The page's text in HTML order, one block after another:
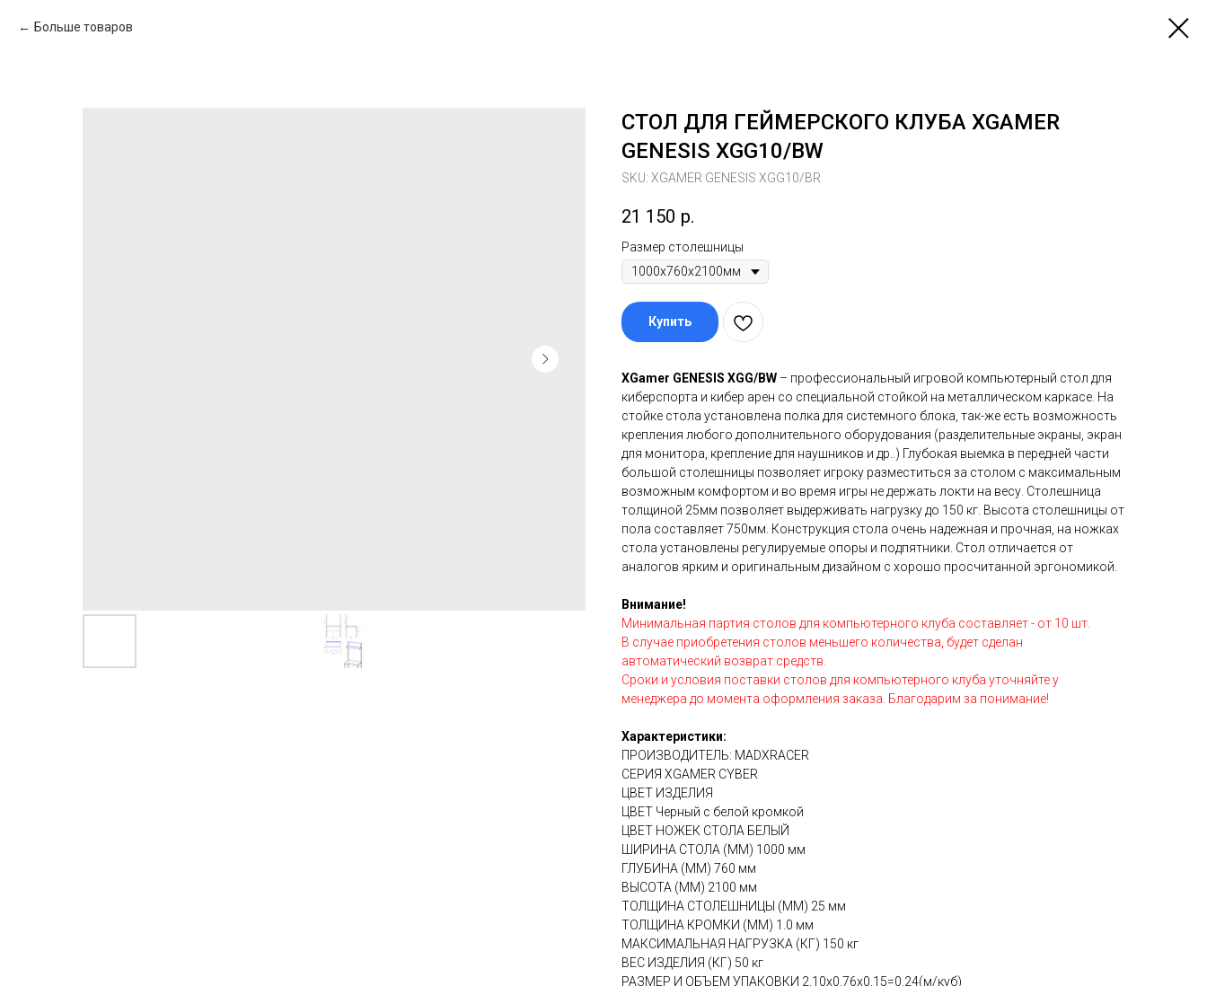
Больше товаров
СТОЛ ДЛЯ ГЕЙМЕРСКОГО КЛУБА XGAMER
GENESIS XGG10/BW
SKU: XGAMER GENESIS XGG10/BR
21 150 р.
Размер столешницы
Купить
XGamer GENESIS XGG/BW – профессиональный игровой компьютерный стол для
киберспорта и кибер арен со специальной стойкой на металлическом каркасе. На
стойке стола установлена полка для системного блока, так-же есть возможность
крепления любого дополнительного оборудования (разделительные экраны, экран
для монитора, крепление для наушников и др..) Глубокая выемка в передней части
большой столешницы позволяет игроку разместиться за столом с максимальным
возможным комфортом и во время игры не держать локти на весу. Столешница
толщиной 25мм позволяет выдерживать нагрузку до 150 кг. Высота столешницы от
пола составляет 750мм. Конструкция стола очень надежная и прочная, на ножках
стола установлены регулируемые опоры и подпятники. Стол отличается от
аналогов ярким и оригинальным дизайном с хорошо просчитанной эргономикой.
Внимание!
Минимальная партия столов для компьютерного клуба составляет - от 10 шт.
В случае приобретения столов меньшего количества, будет сделан
автоматический возврат средств.
Сроки и условия поставки столов для компьютерного клуба уточняйте у
менеджера до момента оформления заказа. Благодарим за понимание!
Характеристики:
ПРОИЗВОДИТЕЛЬ: MADXRACER
СЕРИЯ XGAMER CYBER
ЦВЕТ ИЗДЕЛИЯ
ЦВЕТ Черный с белой кромкой
ЦВЕТ НОЖЕК СТОЛА БЕЛЫЙ
ШИРИНА СТОЛА (ММ) 1000 мм
ГЛУБИНА (ММ) 760 мм
ВЫСОТА (ММ) 2100 мм
ТОЛЩИНА СТОЛЕШНИЦЫ (ММ) 25 мм
ТОЛЩИНА КРОМКИ (ММ) 1.0 мм
МАКСИМАЛЬНАЯ НАГРУЗКА (КГ) 150 кг
ВЕС ИЗДЕЛИЯ (КГ) 50 кг
РАЗМЕР И ОБЪЕМ УПАКОВКИ 2.10х0.76х0.15=0.24(м/куб)